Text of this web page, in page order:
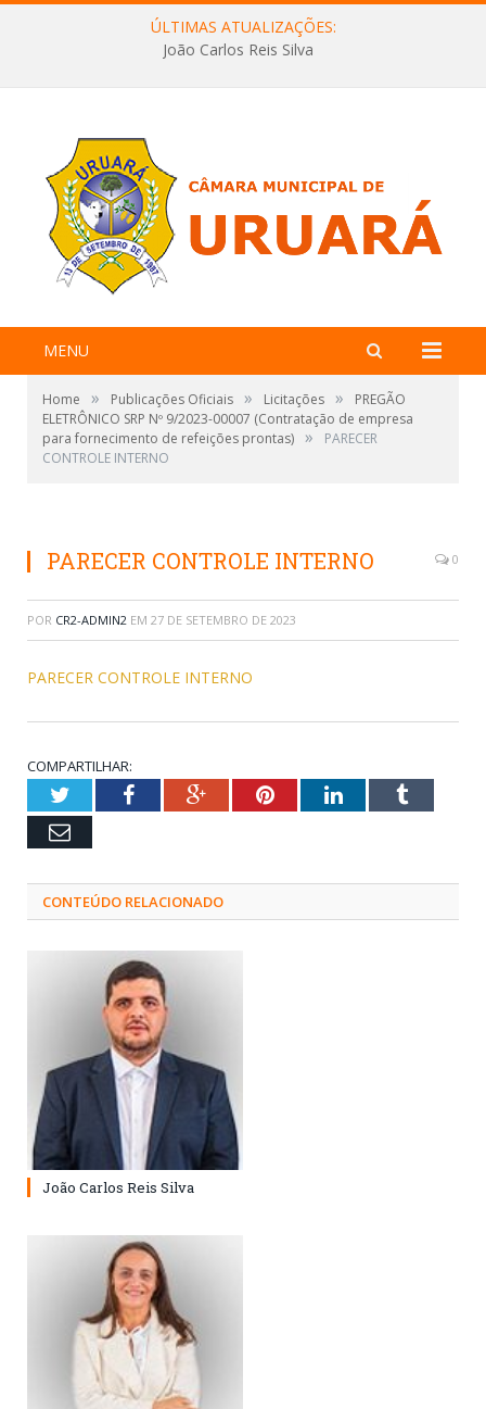
ÚLTIMAS ATUALIZAÇÕES:
João Carlos Reis Silva
MENU
Home » Publicações Oficiais » Licitações »
PREGÃO
ELETRÔNICO SRP Nº 9/2023-00007 (Contratação de empresa
para fornecimento de refeições prontas) »
PARECER
CONTROLE INTERNO
PARECER CONTROLE INTERNO 0
POR CR2-ADMIN2 EM 27 DE SETEMBRO DE 2023
PARECER CONTROLE INTERNO
COMPARTILHAR:
TwitterFacebookGoogle+PinterestLinkedInTumblr
Email
CONTEÚDO RELACIONADO
João Carlos Reis Silva